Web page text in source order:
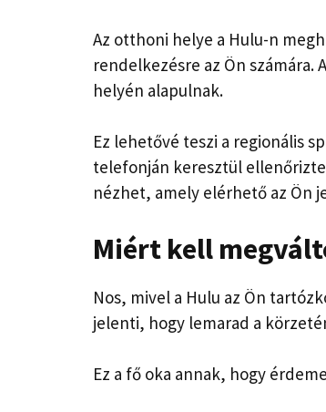
Az otthoni helye a Hulu-n
rendelkezésre az Ön
helyén alapulnak.
Ez lehetővé teszi a regionális
telefonján keresztül
nézhet, amely elérhető az Ön
Miért kell
Nos, mivel a Hulu az Ön
jelenti, hogy lemarad a
Ez a fő oka annak, hogy